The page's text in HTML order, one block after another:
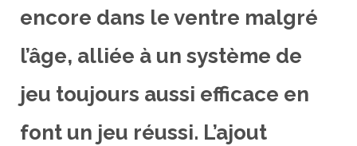
encore dans le ventre malgré
l’âge, alliée à un système de
jeu toujours aussi efficace en
font un jeu réussi. L’ajout